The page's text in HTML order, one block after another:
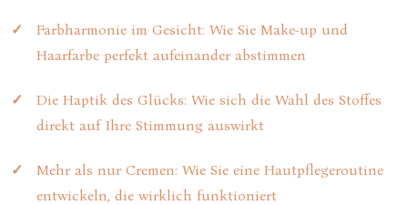
Farbharmonie im Gesicht: Wie Sie Make-up und
Haarfarbe perfekt aufeinander abstimmen
Die Haptik des Glücks: Wie sich die Wahl des Stoffes
direkt auf Ihre Stimmung auswirkt
Mehr als nur Cremen: Wie Sie eine Hautpflegeroutine
entwickeln, die wirklich funktioniert